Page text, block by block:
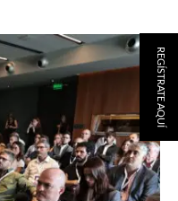
REGÍSTRATE AQUÍ